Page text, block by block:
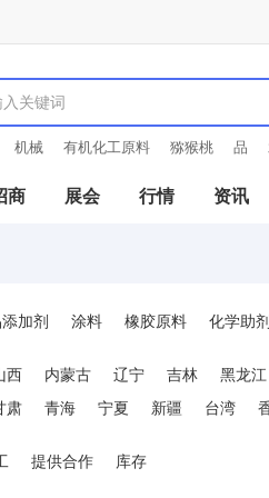
机械 有机化工原料 猕猴桃 品
商 展会 行情 资讯
加剂 涂料 橡胶原料 化学助剂
合成药品 有机化工原料 染料
西 内蒙古 辽宁 吉林 黑龙江
肃 青海 宁夏 新疆 台湾
提供合作 库存